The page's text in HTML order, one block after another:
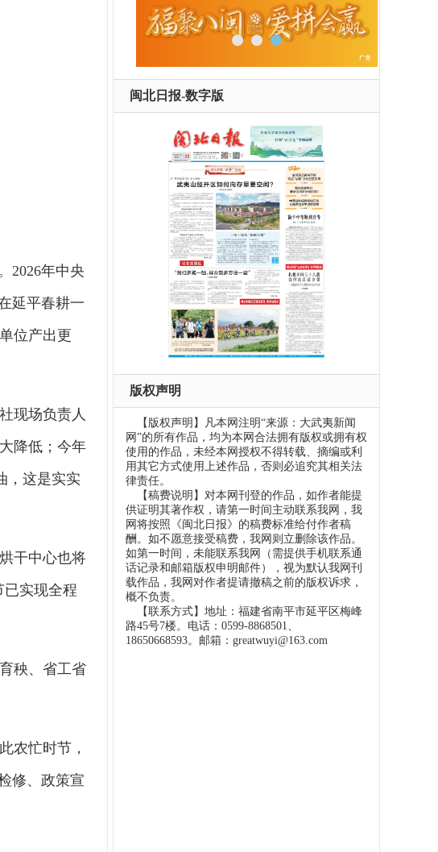
2026年中央
延平春耕一
位产出更
现场负责人
降低；今年
，这是实实
干中心也将
已实现全程
秧、省工省
农忙时节，
修、政策宣
闽北日报-数字版
版权声明
【版权声明】凡本网注明“来源：大武夷新闻
网”的所有作品，均为本网合法拥有版权或拥有权
使用的作品，未经本网授权不得转载、摘编或利
用其它方式使用上述作品，否则必追究其相关法
律责任。
【稿费说明】对本网刊登的作品，如作者能提
供证明其著作权，请第一时间主动联系我网，我
网将按照《闽北日报》的稿费标准给付作者稿
酬。如不愿意接受稿费，我网则立删除该作品。
如第一时间，未能联系我网（需提供手机联系通
话记录和邮箱版权申明邮件），视为默认我网刊
载作品，我网对作者提请撤稿之前的版权诉求，
概不负责。
【联系方式】地址：福建省南平市延平区梅峰
路45号7楼。电话：0599-8868501、
18650668593。邮箱：greatwuyi@163.com